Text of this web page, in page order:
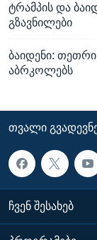
ტრამპის და
გზავნილები
ბაიდენი:
აბრკოლებს
ᲗᲕᲐᲚᲘ
ᲩᲕᲔᲜ ᲨᲔᲡᲐᲮᲔᲑ